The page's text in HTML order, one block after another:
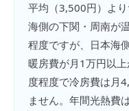
平均（3,500円）より
海側の下関・周南が
程度ですが、日本海
暖房費が月1万円以
度程度で冷房費は月
ません。年間光熱費